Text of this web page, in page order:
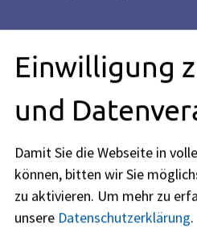
Verwandte Themen
Redaktionell verantwortlich:
für Wohnen, Bau und Verkehr
Einwilligung
und
Damit Sie die Webseite in
können, bitten wir Sie
zu aktivieren. Um mehr zu
unsere Datenschutzerklärung.